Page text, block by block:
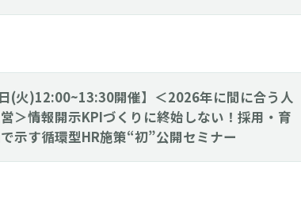
日(火)12:00~13:30開催】＜2026年に間に合う人
＞情報開示KPIづくりに終始しない！採用・育
示す循環型HR施策“初”公開セミナー